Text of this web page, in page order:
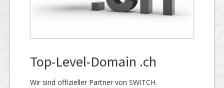
Top-Level-Domain .ch
Wir sind offizieller Partner von SWITCH.